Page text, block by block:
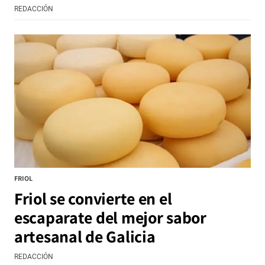
REDACCIÓN
FRIOL
Friol se convierte en el
escaparate del mejor sabor
artesanal de Galicia
REDACCIÓN